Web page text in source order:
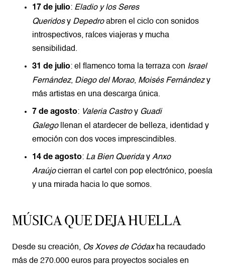
17 de julio: Eladio y los Seres
Queridos y Depedro abren el ciclo con sonidos
introspectivos, raíces viajeras y mucha
sensibilidad.
31 de julio: el flamenco toma la terraza con Israel
Fernández, Diego del Morao, Moisés Fernández y
más artistas en una descarga única.
7 de agosto: Valeria Castro y Guadi
Galego
llenan el atardecer de belleza, identidad y
emoción con dos voces imprescindibles.
14 de agosto: La Bien Querida y Anxo
Araújo cierran el cartel con pop electrónico, poesía
y una mirada hacia lo que somos.
MÚSICA QUE DEJA HUELLA
Desde su creación, Os Xoves de Códax ha recaudado
más de 270.000 euros para proyectos sociales en